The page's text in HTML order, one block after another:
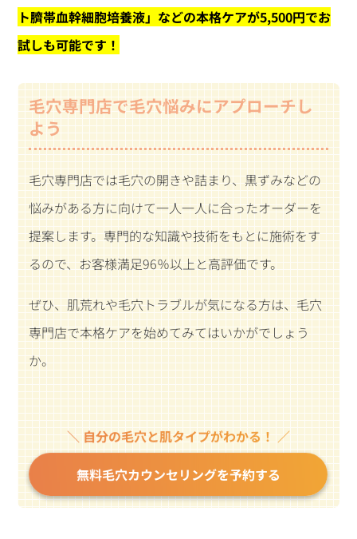
ト臍帯血幹細胞培養液」などの本格ケアが5,500円でお
試しも可能です！
毛穴専門店で毛穴悩みにアプローチし
よう
毛穴専門店では毛穴の開きや詰まり、黒ずみなどの
悩みがある方に向けて一人一人に合ったオーダーを
提案します。専門的な知識や技術をもとに施術をす
るので、お客様満足96％以上と高評価です。
ぜひ、肌荒れや毛穴トラブルが気になる方は、毛穴
専門店で本格ケアを始めてみてはいかがでしょう
か。
＼ 自分の毛穴と肌タイプがわかる！ ／
無料毛穴カウンセリングを予約する